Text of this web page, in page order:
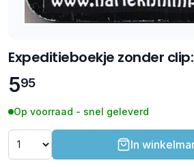
Expeditieboekje zonder
595
Op voorraad - snel geleverd
In